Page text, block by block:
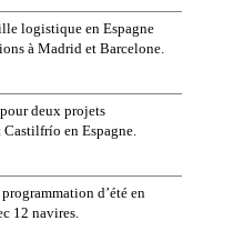
logistique en Espagne
à Madrid et Barcelone.
deux projets
en Espagne.
d’été en
12 navires.